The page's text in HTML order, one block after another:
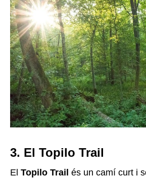
3. El Topilo Trail
El Topilo Trail és un camí curt i